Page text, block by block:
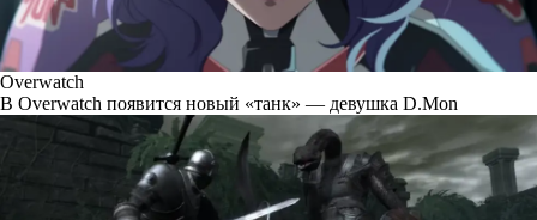
Overwatch
В Overwatch появится новый «танк» — девушка D.Mon